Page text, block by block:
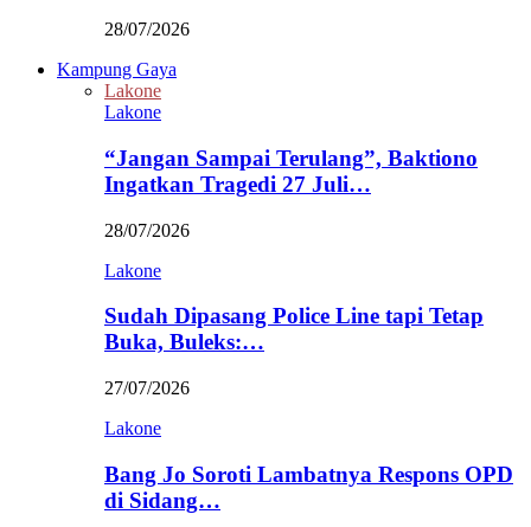
28/07/2026
Kampung Gaya
Lakone
Lakone
“Jangan Sampai Terulang”, Baktiono
Ingatkan Tragedi 27 Juli…
28/07/2026
Lakone
Sudah Dipasang Police Line tapi Tetap
Buka, Buleks:…
27/07/2026
Lakone
Bang Jo Soroti Lambatnya Respons OPD
di Sidang…